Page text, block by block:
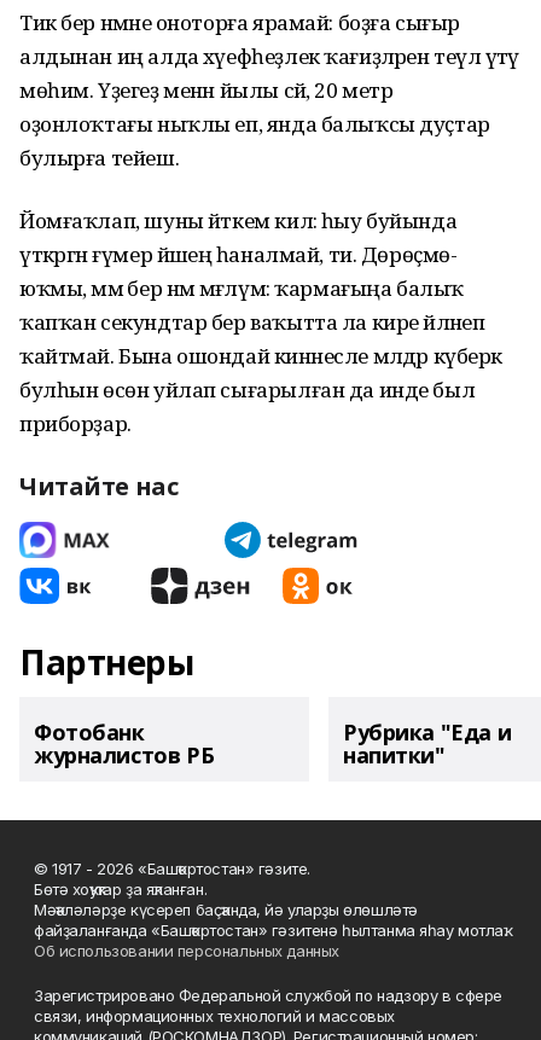
Тик бер нәмәне оноторға ярамай: боҙға сығыр
алдынан иң алда хәүефһеҙлек ҡағиҙәләрен теүәл үтәү
мөһим. Үҙегеҙ менән йылы сәй, 20 метр
оҙонлоҡтағы ныҡлы еп, янда балыҡсы дуҫтар
булырға тейеш.
Йомғаҡлап, шуны әйткем килә: һыу буйында
үткәргән ғүмер йәшеңә һаналмай, ти. Дөрөҫмө-
юҡмы, әммә бер нәмә мәғлүм: ҡармағыңа балыҡ
ҡапҡан секундтар бер ваҡытта ла кире әйләнеп
ҡайтмай. Бына ошондай кинәнесле мәлдәр күберәк
булһын өсөн уйлап сығарылған да инде был
приборҙар.
Читайте нас
Партнеры
Фотобанк
журналистов РБ
Рубрика "Еда и
напитки"
© 1917 - 2026 «Башҡортостан» гәзите.
Бөтә хоҡуҡтар ҙа яҡланған.
Мәҡәләләрҙе күсереп баҫҡанда, йә уларҙы өлөшләтә
файҙаланғанда «Башҡортостан» гәзитенә һылтанма яһау мотлаҡ.
Об использовании персональных данных
Зарегистрировано Федеральной службой по надзору в сфере
связи, информационных технологий и массовых